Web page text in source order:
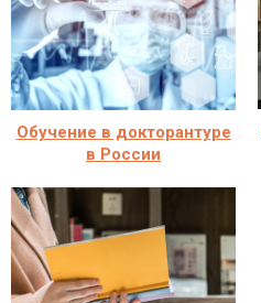
Обучение в докторантуре
в России